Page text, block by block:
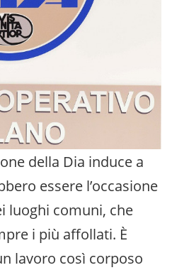
della Dia induce a
essere l’occasione
luoghi comuni, che
i più affollati. È
lavoro così corposo